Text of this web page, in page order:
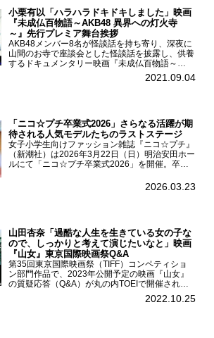
小栗有以「ハラハラドキドキしました」映画
『未成仏百物語～AKB48 異界への灯火寺
～』先行プレミア舞台挨拶
AKB48メンバー8名が怪談話を持ち寄り、深夜に
山間のお寺で座談会とした怪談話を披露し、供養
するドキュメンタリー映画『未成仏百物語～
AKB48異界への灯火寺～』の先行プレミア舞台
挨拶が東京・ユナイテッド・シネマ豊洲で開催さ
2021.09.04
「ニコ☆プチ卒業式2026」さらなる活躍が期
待される人気モデルたちのラストステージ
女子小学生向けファッション雑誌『ニコ☆プチ』
（新潮社）は2026年3月22日（日）明治安田ホー
ルにて「ニコ☆プチ卒業式2026」を開催。卒業
ん、末永ひなた、高梨琴乃、土井ありさ、藤田蒼
2026.03.23
山田杏奈「過酷な人生を生きている女の子な
ので、しっかりと考えて演じたいなと」映画
『山女』東京国際映画祭Q&A
第35回東京国際映画祭（TIFF）コンペティショ
ン部門作品で、2023年公開予定の映画『山女』
の質疑応答（Q&A）が丸の内TOEIで開催され、
主演を務めた女優の山田杏奈、監督の福永壮志が
登壇。本作について語った。映画『山女』第35
2022.10.25